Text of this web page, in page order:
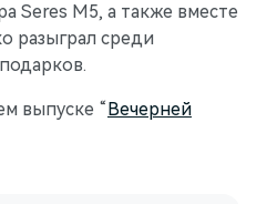
Seres M5, а также вместе
разыграл среди
выпуске “ Вечерней